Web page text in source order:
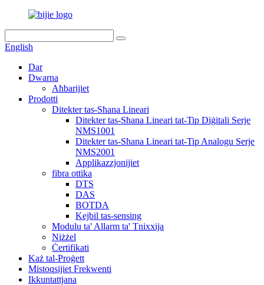
English
Dar
Dwarna
Aħbarijiet
Prodotti
Ditekter tas-Sħana Lineari
Ditekter tas-Sħana Lineari tat-Tip Diġitali Serje
NMS1001
Ditekter tas-Sħana Lineari tat-Tip Analogu Serje
NMS2001
Applikazzjonijiet
fibra ottika
DTS
DAS
BOTDA
Kejbil tas-sensing
Modulu ta' Allarm ta' Tnixxija
Niżżel
Ċertifikati
Każ tal-Proġett
Mistoqsijiet Frekwenti
Ikkuntattjana